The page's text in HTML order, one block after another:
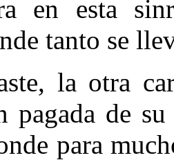
en esta
tanto se
la otra
pagada de
para